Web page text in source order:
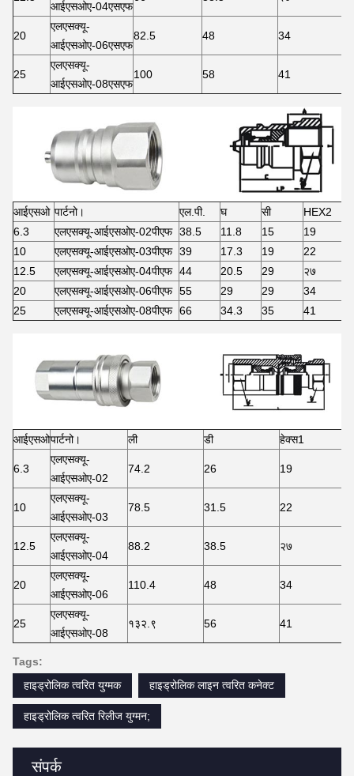
संपर्क
आईएसओए-04एसएफ
20
एलएसक्यू-
आईएसओए-06एसएफ
82.5 48 34
25
एलएसक्यू-
आईएसओए-08एसएफ
100 58 41
आईएसओ पार्टनो। एल.पी. घ सी
HEX2
6.3
एलएसक्यू-आईएसओए-02पीएफ 38.5 11.8 15
19
10
एलएसक्यू-आईएसओए-03पीएफ 39 17.3 19
22
12.5
एलएसक्यू-आईएसओए-04पीएफ 44 20.5 29
२७
20
एलएसक्यू-आईएसओए-06पीएफ 55 29 29
34
25
एलएसक्यू-आईएसओए-08पीएफ 66 34.3 35 41
आईएसओपार्टनो। ली डी हेक्स1
6.3
एलएसक्यू-
आईएसओए-02
74.2 26 19
10
एलएसक्यू-
आईएसओए-03
78.5 31.5 22
12.5
एलएसक्यू-
आईएसओए-04
88.2 38.5 २७
20
एलएसक्यू-
आईएसओए-06
110.4 48 34
25
एलएसक्यू-
आईएसओए-08
१३२.९ 56 41
Tags:
हाइड्रोलिक त्वरित युग्मक
हाइड्रोलिक लाइन त्वरित कनेक्ट
हाइड्रोलिक त्वरित रिलीज युग्मन;